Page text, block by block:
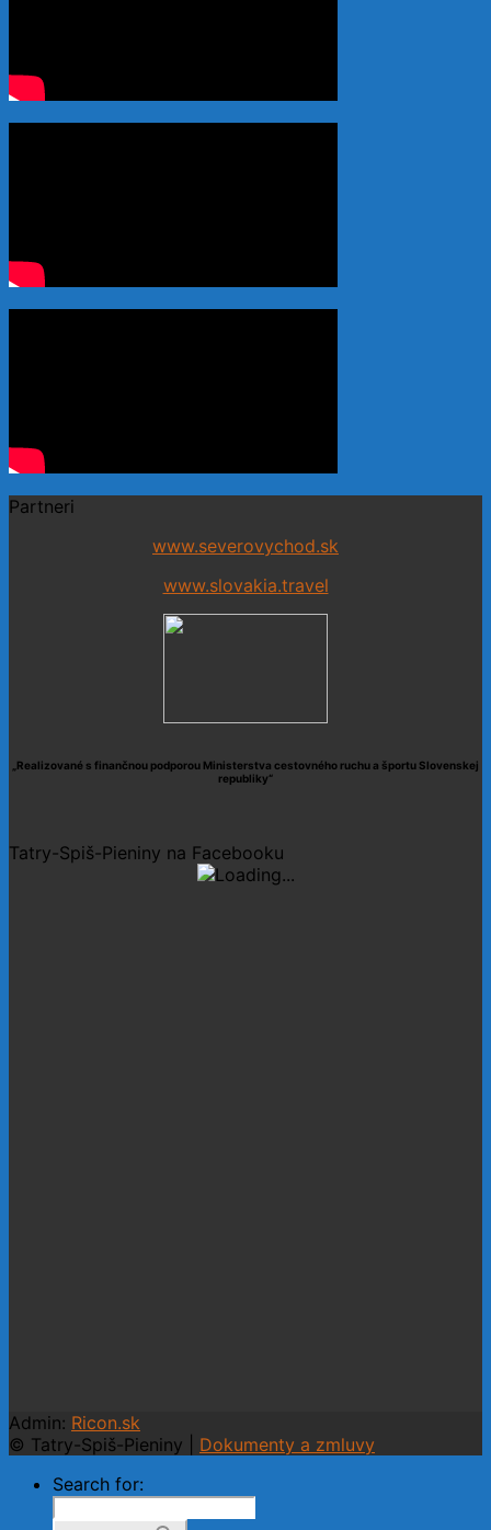
Partneri
www.severovychod.sk
www.slovakia.travel
„Realizované s finančnou podporou Ministerstva cestovného ruchu a športu Slovenskej
republiky“
Tatry-Spiš-Pieniny na Facebooku
Admin: Ricon.sk
© Tatry-Spiš-Pieniny | Dokumenty a zmluvy
Search for: